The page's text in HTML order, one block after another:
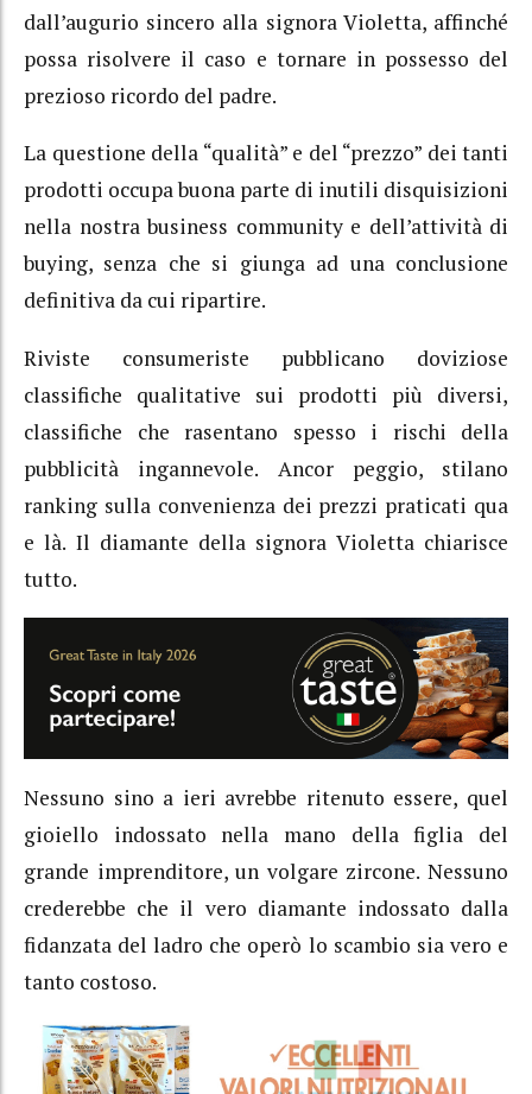
dall’augurio sincero alla signora Violetta, affinché
possa risolvere il caso e tornare in possesso del
prezioso ricordo del padre.
La questione della “qualità” e del “prezzo” dei tanti
prodotti occupa buona parte di inutili disquisizioni
nella nostra business community e dell’attività di
buying, senza che si giunga ad una conclusione
definitiva da cui ripartire.
Riviste consumeriste pubblicano doviziose
classifiche qualitative sui prodotti più diversi,
classifiche che rasentano spesso i rischi della
pubblicità ingannevole. Ancor peggio, stilano
ranking sulla convenienza dei prezzi praticati qua
e là. Il diamante della signora Violetta chiarisce
tutto.
Nessuno sino a ieri avrebbe ritenuto essere, quel
gioiello indossato nella mano della figlia del
grande imprenditore, un volgare zircone. Nessuno
crederebbe che il vero diamante indossato dalla
fidanzata del ladro che operò lo scambio sia vero e
tanto costoso.